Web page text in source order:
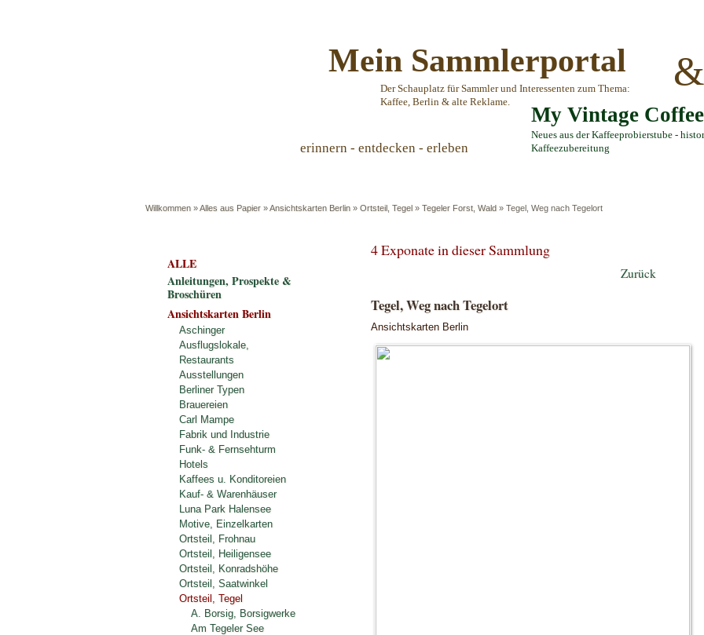
Mein Sammlerportal
Der Schauplatz für Sammler und Interessenten zum Thema:
Kaffee, Berlin & alte Reklame.
&
My Vintage
Neues aus der Kaffeeprobierstube -
Kaffeezubereitung
erinnern - entdecken - erleben
Willkommen »Alles aus Papier »Ansichtskarten Berlin » Ortsteil, Tegel » Tegeler Forst, Wald » Tegel, Weg nach Tegelort
4 Exponate in dieser Sammlung
Zurück
Tegel, Weg nach Tegelort
Ansichtskarten Berlin
ALLE
Anleitungen, Prospekte &
Broschüren
Ansichtskarten Berlin
Aschinger
Ausflugslokale,
Restaurants
Ausstellungen
Berliner Typen
Brauereien
Carl Mampe
Fabrik und Industrie
Funk- & Fernsehturm
Hotels
Kaffees u. Konditoreien
Kauf- & Warenhäuser
Luna Park Halensee
Motive, Einzelkarten
Ortsteil, Frohnau
Ortsteil, Heiligensee
Ortsteil, Konradshöhe
Ortsteil, Saatwinkel
Ortsteil, Tegel
A. Borsig, Borsigwerke
Am Tegeler See